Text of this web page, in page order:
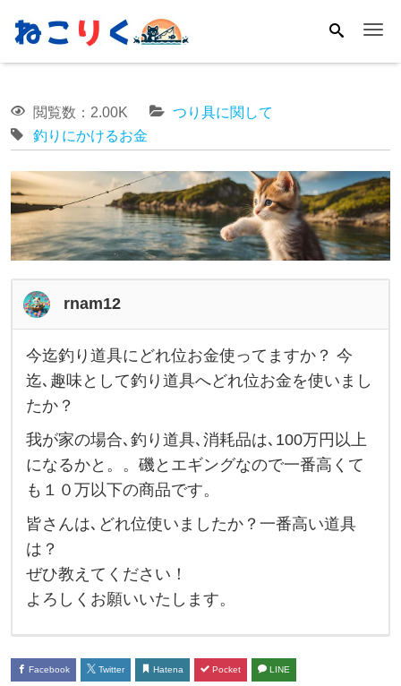
閲覧数：2.00K
つり具に関して
釣りにかけるお金
rnam12
今
迄
り
道
具
に
ど
れ
位
お
金
今迄釣り道具にどれ位お金使ってますか？ 今
迄､趣味として釣り道具へどれ位お金を使いまし
たか？
我が家の場合､釣り道具､消耗品は､100万円以上
になるかと。。磯とエギングなので一番高くて
も１０万以下の商品です。
皆さんは､どれ位使いましたか？一番高い道具
は？
ぜひ教えてください！
よろしくお願いいたします。
Facebook Twitter Hatena Pocket LINE